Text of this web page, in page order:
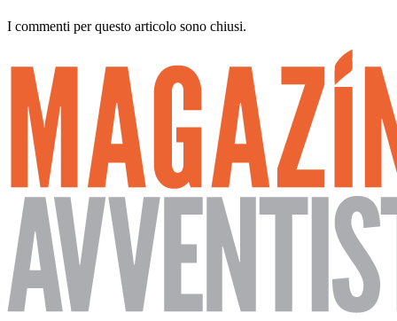
I commenti per questo articolo sono chiusi.